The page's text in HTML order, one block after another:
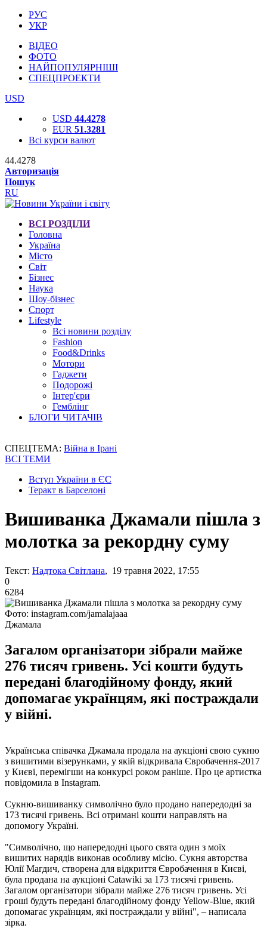
РУС
УКР
ВІДЕО
ФОТО
НАЙПОПУЛЯРНІШІ
СПЕЦПРОЕКТИ
USD
USD 44.4278
EUR 51.3281
Всі курси валют
44.4278
Авторизація
Пошук
RU
ВСІ РОЗДІЛИ
Головна
Україна
Місто
Світ
Бізнес
Наука
Шоу-бізнес
Спорт
Lifestyle
Всі новини розділу
Fashion
Food&Drinks
Мотори
Гаджети
Подорожі
Інтер'єри
Гемблінг
БЛОГИ ЧИТАЧІВ
СПЕЦТЕМА: Війна в Ірані
ВСІ ТЕМИ
Вступ України в ЄС
Теракт в Барселоні
Вишиванка Джамали пішла з
молотка за рекордну суму
Текст: Надтока Світлана, 19 травня 2022, 17:55
0
6284
Фото: instagram.com/jamalajaaa
Джамала
Загалом організатори зібрали майже
276 тисяч гривень. Усі кошти будуть
передані благодійному фонду, який
допомагає українцям, які постраждали
у війні.
Українська співачка Джамала продала на аукціоні свою сукню
з вишитими візерунками, у якій відкривала Євробачення-2017
у Києві, перемігши на конкурсі роком раніше. Про це артистка
повідомила в Instagram.
Сукню-вишиванку символічно було продано напередодні за
173 тисячі гривень. Всі отримані кошти направлять на
допомогу Україні.
"Символічно, що напередодні цього свята один з моїх
вишитих нарядів виконав особливу місію. Сукня авторства
Юлії Магдич, створена для відкриття Євробачення в Києві,
була продана на аукціоні Catawiki за 173 тисячі гривень.
Загалом організатори зібрали майже 276 тисяч гривень. Усі
гроші будуть передані благодійному фонду Yellow-Blue, який
допомагає українцям, які постраждали у війні", – написала
зірка.